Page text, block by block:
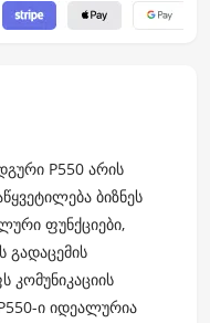
P550 არის
ბიზნეს
ფუნქციები,
გადაცემის
ი იდეალურია